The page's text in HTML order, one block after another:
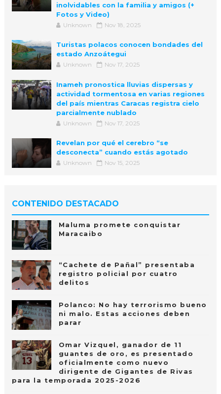
inolvidables con la familia y amigos (+
Fotos y Video)
Unknown Nov 18, 2025
Turistas polacos conocen bondades del
estado Anzoátegui
Unknown Nov 17, 2025
Inameh pronostica lluvias dispersas y
actividad tormentosa en varias regiones
del país mientras Caracas registra cielo
parcialmente nublado
Unknown Nov 17, 2025
Revelan por qué el cerebro “se
desconecta” cuando estás agotado
Unknown Nov 15, 2025
CONTENIDO DESTACADO
Maluma promete conquistar
Maracaibo
“Cachete de Pañal” presentaba
registro policial por cuatro
delitos
Polanco: No hay terrorismo bueno
ni malo. Estas acciones deben
parar
Omar Vizquel, ganador de 11
guantes de oro, es presentado
oficialmente como nuevo
dirigente de Gigantes de Rivas
para la temporada 2025-2026